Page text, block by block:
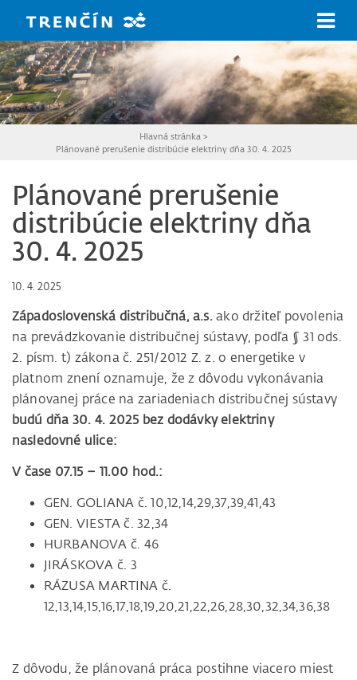
Hlavná stránka >
Plánované prerušenie distribúcie elektriny dňa 30. 4. 2025
Plánované prerušenie
distribúcie elektriny dňa
30. 4. 2025
10. 4. 2025
Západoslovenská distribučná, a.s.ako držiteľ povolenia
na prevádzkovanie distribučnej sústavy, podľa § 31 ods.
2. písm. t) zákona č. 251/2012 Z. z. o energetike v
platnom znení oznamuje, že z dôvodu vykonávania
plánovanej práce na zariadeniach distribučnej sústavy
budú dňa 30. 4. 2025 bez dodávky elektriny
nasledovné ulice:
V čase 07.15 – 11.00 hod.:
GEN. GOLIANA č. 10,12,14,29,37,39,41,43
GEN. VIESTA č. 32,34
HURBANOVA č. 46
JIRÁSKOVA č. 3
RÁZUSA MARTINA č.
12,13,14,15,16,17,18,19,20,21,22,26,28,30,32,34,36,38
Z dôvodu, že plánovaná práca postihne viacero miest